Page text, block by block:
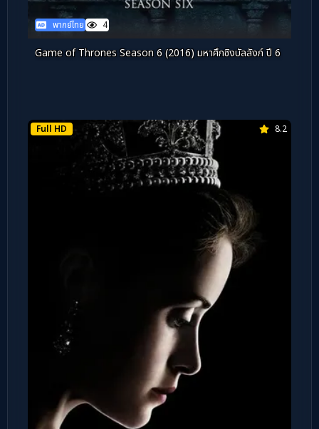
พากย์ไทย 4
Game of Thrones Season 6 (2016) มหาศึกชิงบัลลังก์ ปี 6
Full HD 8.2